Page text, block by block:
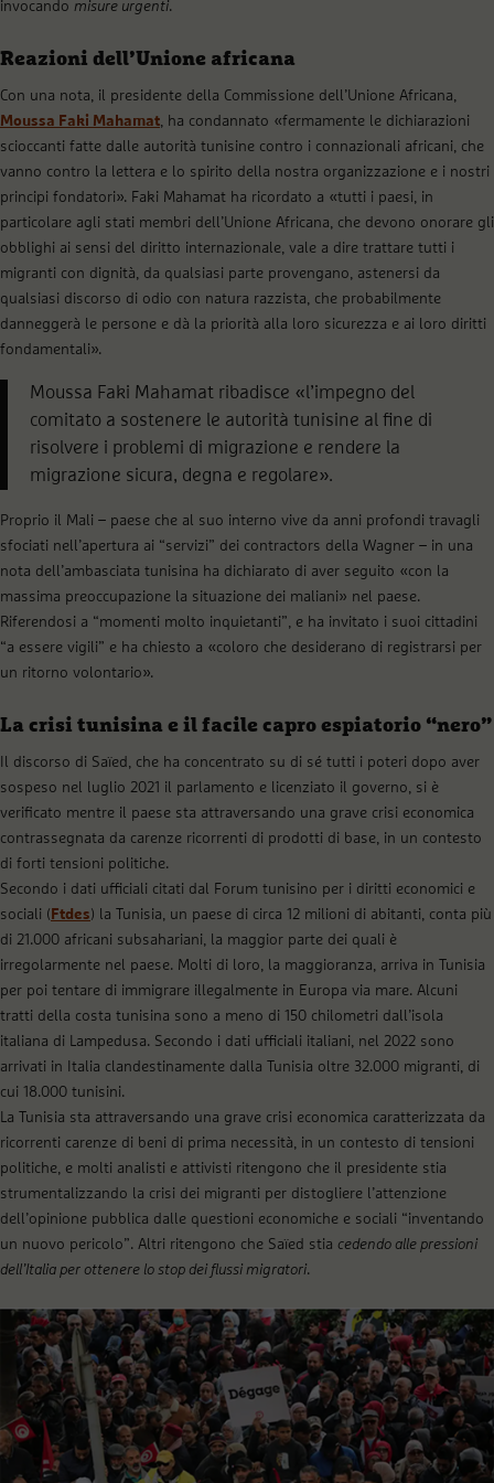
invocando misure urgenti.
Reazioni dell’Unione africana
Con una nota, il presidente della Commissione dell’Unione Africana,
Moussa Faki Mahamat, ha condannato «fermamente le dichiarazioni
scioccanti fatte dalle autorità tunisine contro i connazionali africani, che
vanno contro la lettera e lo spirito della nostra organizzazione e i nostri
principi fondatori». Faki Mahamat ha ricordato a «tutti i paesi, in
particolare agli stati membri dell’Unione Africana, che devono onorare gli
obblighi ai sensi del diritto internazionale, vale a dire trattare tutti i
migranti con dignità, da qualsiasi parte provengano, astenersi da
qualsiasi discorso di odio con natura razzista, che probabilmente
danneggerà le persone e dà la priorità alla loro sicurezza e ai loro diritti
fondamentali».
Moussa Faki Mahamat ribadisce «l’impegno del
comitato a sostenere le autorità tunisine al fine di
risolvere i problemi di migrazione e rendere la
migrazione sicura, degna e regolare».
Proprio il Mali – paese che al suo interno vive da anni profondi travagli
sfociati nell’apertura ai “servizi” dei contractors della Wagner – in una
nota dell’ambasciata tunisina ha dichiarato di aver seguito «con la
massima preoccupazione la situazione dei maliani» nel paese.
Riferendosi a “momenti molto inquietanti”, e ha invitato i suoi cittadini
“a essere vigili” e ha chiesto a «coloro che desiderano di registrarsi per
un ritorno volontario».
La crisi tunisina e il facile capro espiatorio “nero”
Il discorso di Saïed, che ha concentrato su di sé tutti i poteri dopo aver
sospeso nel luglio 2021 il parlamento e licenziato il governo, si è
verificato mentre il paese sta attraversando una grave crisi economica
contrassegnata da carenze ricorrenti di prodotti di base, in un contesto
di forti tensioni politiche.
Secondo i dati ufficiali citati dal Forum tunisino per i diritti economici e
sociali ( Ftdes) la Tunisia, un paese di circa 12 milioni di abitanti, conta più
di 21.000 africani subsahariani, la maggior parte dei quali è
irregolarmente nel paese. Molti di loro, la maggioranza, arriva in Tunisia
per poi tentare di immigrare illegalmente in Europa via mare. Alcuni
tratti della costa tunisina sono a meno di 150 chilometri dall’isola
italiana di Lampedusa. Secondo i dati ufficiali italiani, nel 2022 sono
arrivati in Italia clandestinamente dalla Tunisia oltre 32.000 migranti, di
cui 18.000 tunisini.
La Tunisia sta attraversando una grave crisi economica caratterizzata da
ricorrenti carenze di beni di prima necessità, in un contesto di tensioni
politiche, e molti analisti e attivisti ritengono che il presidente stia
strumentalizzando la crisi dei migranti per distogliere l’attenzione
dell’opinione pubblica dalle questioni economiche e sociali “inventando
un nuovo pericolo”. Altri ritengono che Saïed stia cedendo alle pressioni
dell’Italia per ottenere lo stop dei flussi migratori.